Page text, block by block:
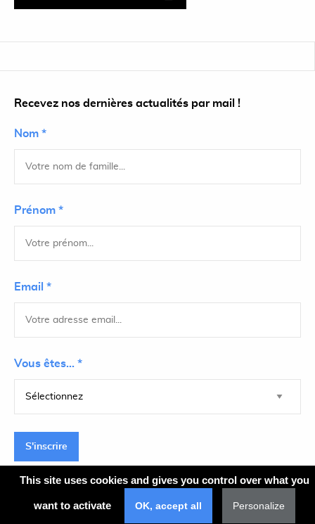
Recevez nos dernières actualités par mail !
Nom *
Prénom *
Email *
Vous êtes... *
S'inscrire
This site uses cookies and gives you control over what you
want to activate OK, accept all Personalize